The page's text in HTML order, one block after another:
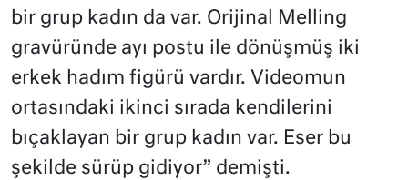
bir grup kadın da var. Orijinal Melling
gravüründe ayı postu ile dönüşmüş iki
erkek hadım figürü vardır. Videomun
ortasındaki ikinci sırada kendilerini
bıçaklayan bir grup kadın var. Eser bu
şekilde sürüp gidiyor” demişti.